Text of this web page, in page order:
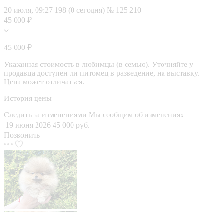
20 июля, 09:27 198 (0 сегодня) № 125 210
45 000 ₽
45 000 ₽
Указанная стоимость в любимцы (в семью). Уточняйте у
продавца доступен ли питомец в разведение, на выставку.
Цена может отличаться.
История цены
Следить за изменениями Мы сообщим об изменениях
19 июня 2026 45 000 руб.
Позвонить